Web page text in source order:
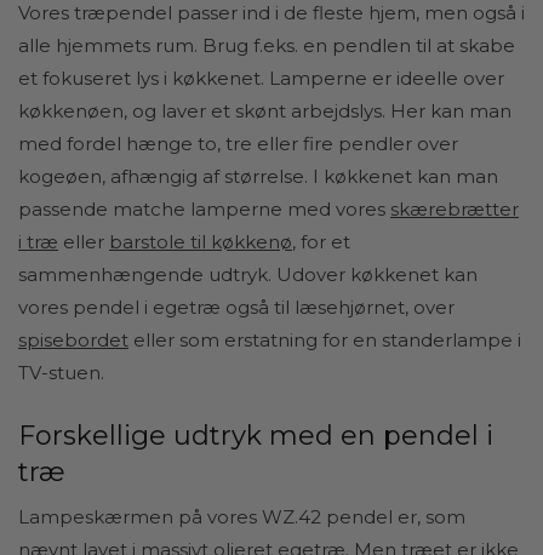
Vores træpendel passer ind i de fleste hjem, men også i
alle hjemmets rum. Brug f.eks. en pendlen til at skabe
et fokuseret lys i køkkenet. Lamperne er ideelle over
køkkenøen, og laver et skønt arbejdslys. Her kan man
med fordel hænge to, tre eller fire pendler over
kogeøen, afhængig af størrelse. I køkkenet kan man
passende matche lamperne med vores skærebrætter
i træ eller barstole til køkkenø, for et
sammenhængende udtryk. Udover køkkenet kan
vores pendel i egetræ også til læsehjørnet, over
spisebordet eller som erstatning for en standerlampe i
TV-stuen.
Forskellige udtryk med en pendel i
træ
Lampeskærmen på vores WZ.42 pendel er, som
nævnt lavet i massivt olieret egetræ. Men træet er ikke